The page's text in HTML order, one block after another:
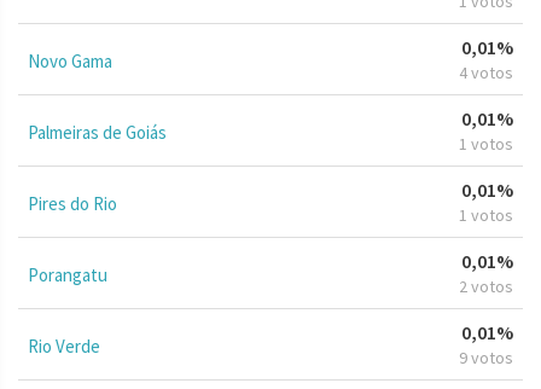
Novo Gama
0,01%
4 votos
Palmeiras de Goiás
0,01%
1 votos
Pires do Rio
0,01%
1 votos
Porangatu
0,01%
2 votos
Rio Verde
0,01%
9 votos